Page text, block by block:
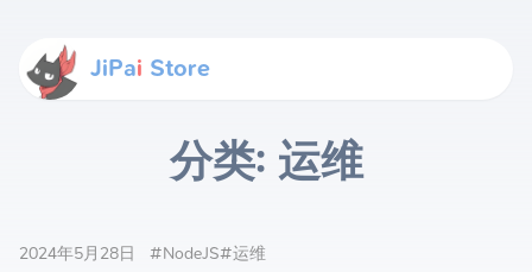
JiPai Store
分类: 运维
2024年5月28日 #NodeJS#运维